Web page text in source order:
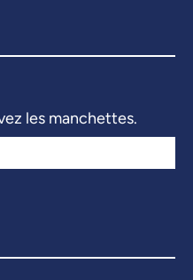
les manchettes.